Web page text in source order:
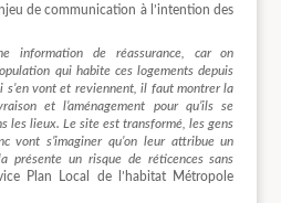
de communication à l’intention des
information de réassurance, car on
qui habite ces logements depuis
s’en vont et reviennent, il faut montrer la
et l’aménagement pour qu’ils se
les lieux. Le site est transformé, les gens
vont s’imaginer qu’on leur attribue un
présente un risque de réticences sans
Plan Local de l’habitat Métropole